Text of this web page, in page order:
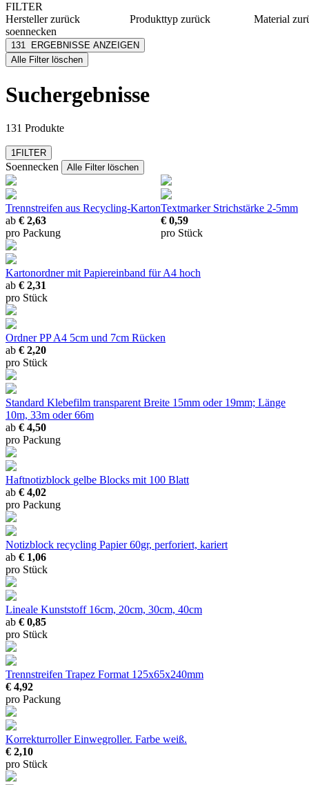
FILTER
Herstellerzurück
soennecken
Soennecken
[e] one
3M
mehr anzeigen
Produkttyp zurück
Material
131
ERGEBNISSE ANZEIGEN
Alle Filter löschen
Suchergebnisse
131 Produkte
1FILTER
Soennecken Alle Filter löschen
Trennstreifen aus Recycling-Karton
ab € 2,63
pro Packung
Textmarker Strichstärke 2-5mm
€ 0,59
pro Stück
Kartonordnermit Papiereinband für A4 hoch
ab € 2,31
pro Stück
Ordner PP A4 5cm und 7cm Rücken
ab € 2,20
pro Stück
Standard Klebefilm transparent Breite 15mm oder 19mm; Länge
10m, 33m oder 66m
ab € 4,50
pro Packung
Haftnotizblock gelbe Blocks mit 100 Blatt
ab € 4,02
pro Packung
Notizblock recycling Papier 60gr, perforiert, kariert
ab € 1,06
pro Stück
Lineale Kunststoff 16cm, 20cm, 30cm, 40cm
ab € 0,85
pro Stück
Trennstreifen Trapez Format 125x65x240mm
€ 4,92
pro Packung
KorrekturrollerEinwegroller. Farbe weiß.
€ 2,10
pro Stück